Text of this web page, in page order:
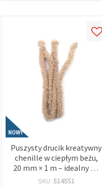
NOWY
Puszysty drucik kreatywny
chenille w ciepłym beżu,
20 mm × 1 m – idealny do
eleganckich dekoracji,
SKU: 514551